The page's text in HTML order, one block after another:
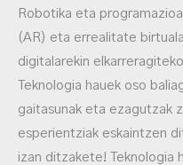
Robotika eta
(AR) eta errealitate
digitalarekin
Teknologia hauek oso
gaitasunak eta ezagutzak
esperientziak eskaintzen
izan ditzakete! Teknologia